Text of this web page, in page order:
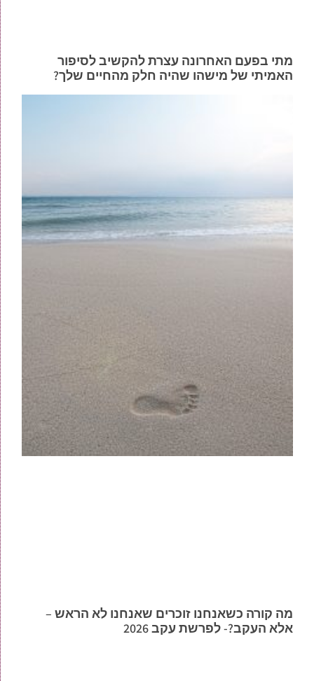
מתי בפעם האחרונה עצרת להקשיב לסיפור
האמיתי של מישהו שהיה חלק מהחיים שלך?
מה קורה כשאנחנו זוכרים שאנחנו לא הראש –
אלא העקב?- לפרשת עקב 2026